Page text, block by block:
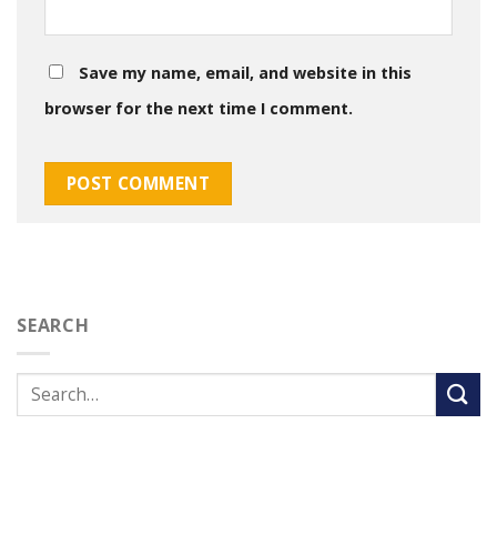
Save my name, email, and website in this
browser for the next time I comment.
SEARCH